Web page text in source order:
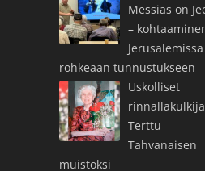
Messias on
–
rohkeaan tunnustukseen
Uskolliset
Terttu
Tahvanaisen
muistoksi